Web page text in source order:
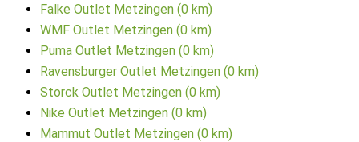
Falke Outlet Metzingen (0 km)
WMF Outlet Metzingen (0 km)
Puma Outlet Metzingen (0 km)
Ravensburger Outlet Metzingen (0 km)
Storck Outlet Metzingen (0 km)
Nike Outlet Metzingen (0 km)
Mammut Outlet Metzingen (0 km)